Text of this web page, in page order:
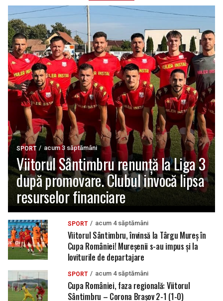
SPORT acum 3 săptămâni
Viitorul Sântimbru renunță la Liga 3
după promovare. Clubul invocă lipsa
resurselor financiare
SPORT acum 4 săptămâni
Viitorul Sântimbru, învinsă la Târgu Mureș în
Cupa României! Mureșenii s-au impus și la
loviturile de departajare
SPORT acum 4 săptămâni
Cupa României, faza regională: Viitorul
Sântimbru – Corona Brașov 2-1 (1-0)